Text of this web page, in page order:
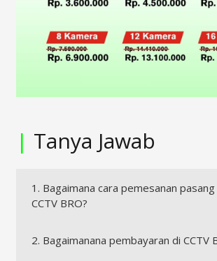
| Tanya Jawab
1. Bagaimana cara pemesanan
CCTV BRO?
2. Bagaimanana pembayaran di CCTV